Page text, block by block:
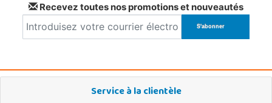
Recevez toutes nos promotions et nouveautés
Service à la clientèle